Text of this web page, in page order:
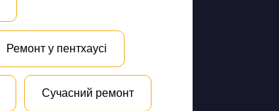
Ремонт у пентхаусі
Сучасний ремонт